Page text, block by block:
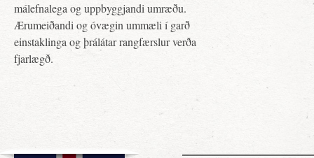
málefnalega og uppbyggjandi umræðu.
Ærumeiðandi og óvægin ummæli í garð
einstaklinga og þrálátar rangfærslur verða
fjarlægð.